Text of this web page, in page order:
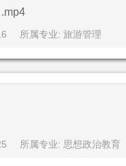
所属专业: 旅游管理
所属专业: 思想政治教育